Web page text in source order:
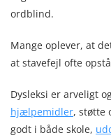
ordblind.
Mange oplever, at
at stavefejl ofte
Dysleksi er arveligt
hjælpemidler, støtte
godt i både skole,